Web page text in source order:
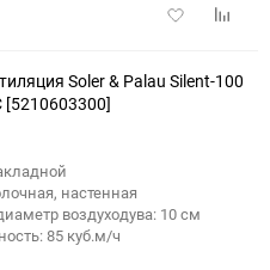
Добавить
Soler & Palau Silent-100
[5210603300]
настенная
воздуходува: 10 см
85 куб.м/ч